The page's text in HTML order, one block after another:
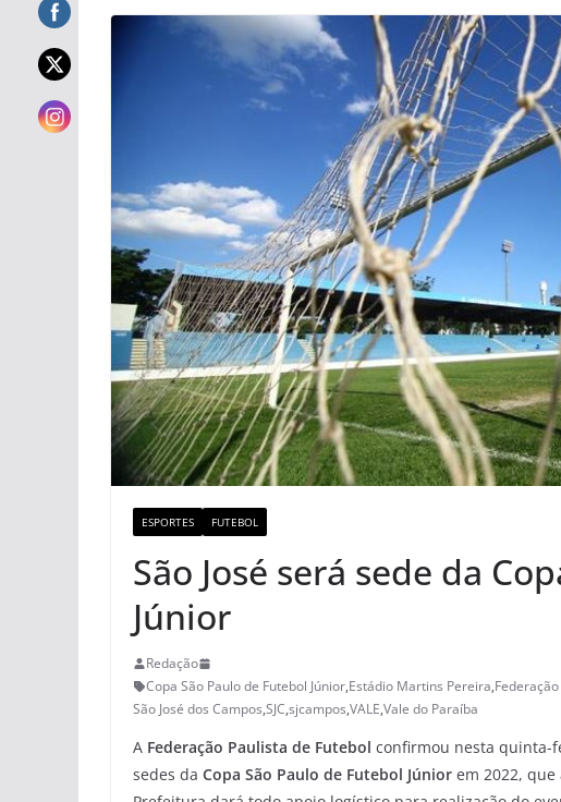
ESPORTES FUTEBOL
São José será sede da
Júnior
Redação
Copa São Paulo de Futebol Júnior,Estádio Martins Pereira,
São José dos Campos,SJC,sjcampos,VALE,Vale do Paraíba
A Federação Paulista de Futebol confirmou nesta quinta-
sedes da Copa São Paulo de Futebol Júnior em 2022,